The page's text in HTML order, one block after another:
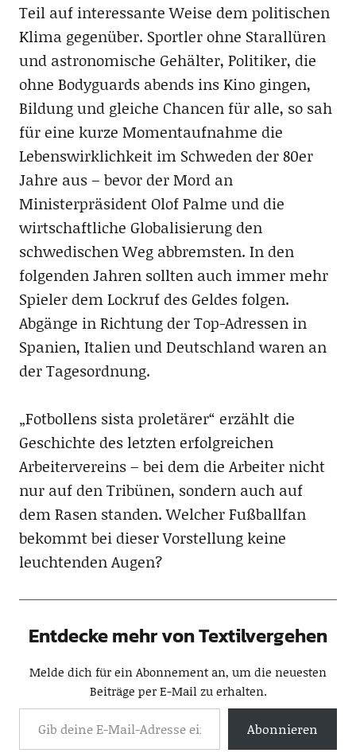
Teil auf interessante Weise dem politischen
Klima gegenüber. Sportler ohne Starallüren
und astronomische Gehälter, Politiker, die
ohne Bodyguards abends ins Kino gingen,
Bildung und gleiche Chancen für alle, so sah
für eine kurze Momentaufnahme die
Lebenswirklichkeit im Schweden der 80er
Jahre aus – bevor der Mord an
Ministerpräsident Olof Palme und die
wirtschaftliche Globalisierung den
schwedischen Weg abbremsten. In den
folgenden Jahren sollten auch immer mehr
Spieler dem Lockruf des Geldes folgen.
Abgänge in Richtung der Top-Adressen in
Spanien, Italien und Deutschland waren an
der Tagesordnung.
„Fotbollens sista proletärer“ erzählt die
Geschichte des letzten erfolgreichen
Arbeitervereins – bei dem die Arbeiter nicht
nur auf den Tribünen, sondern auch auf
dem Rasen standen. Welcher Fußballfan
bekommt bei dieser Vorstellung keine
leuchtenden Augen?
Entdecke mehr von Textilvergehen
Melde dich für ein Abonnement an, um die neuesten
Beiträge per E-Mail zu erhalten.
Abonnieren